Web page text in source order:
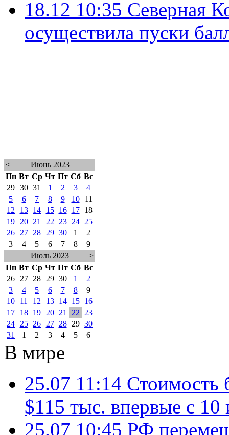
18.12 10:35 Северная
осуществила пуски
<
Июнь 2023
Пн Вт Ср Чт Пт Сб Вс
29 30 31 1 2 3
4
5
6 7 8 9 10
11
12
13 14 15 16 17
18
19
20 21 22 23 24
25
26
27 28 29 30 1
2
3
4 5 6 7 8
9
Июль 2023
>
Пн Вт Ср Чт Пт Сб Вс
26
27 28 29 30 1
2
3
4 5 6 7 8
9
10
11 12 13 14 15
16
17
18 19 20 21 22
23
24
25 26 27 28 29 30
31
1 2 3 4 5 6
В мире
25.07 11:14 Стоимость
$115 тыс. впервые с 10
25.07 10:45 РФ